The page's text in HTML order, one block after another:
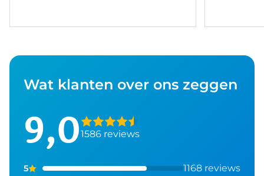
Wat klanten over ons zeggen
9,01586 reviews
5 1168 reviews